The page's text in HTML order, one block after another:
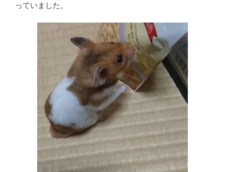
っていました。